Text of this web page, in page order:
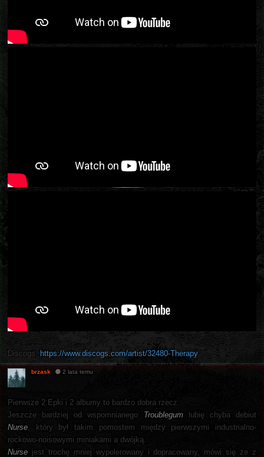
Discogs: https://www.discogs.com/artist/32480-Therapy
brzask 2 lata temu
Pierwsze 2 Epki i 2 albumy to bardzo dobra rzecz.
Jeszcze bardziej od wspomnianego Troublegumlubię chyba debiut
Nurse , który był takim pomostem między pierwszymi industrialno-
rockowo-noisowymi miniakami a dwójką.
Nurse jest trochę mniej wypolerowany i dopracowany, mówi się że z